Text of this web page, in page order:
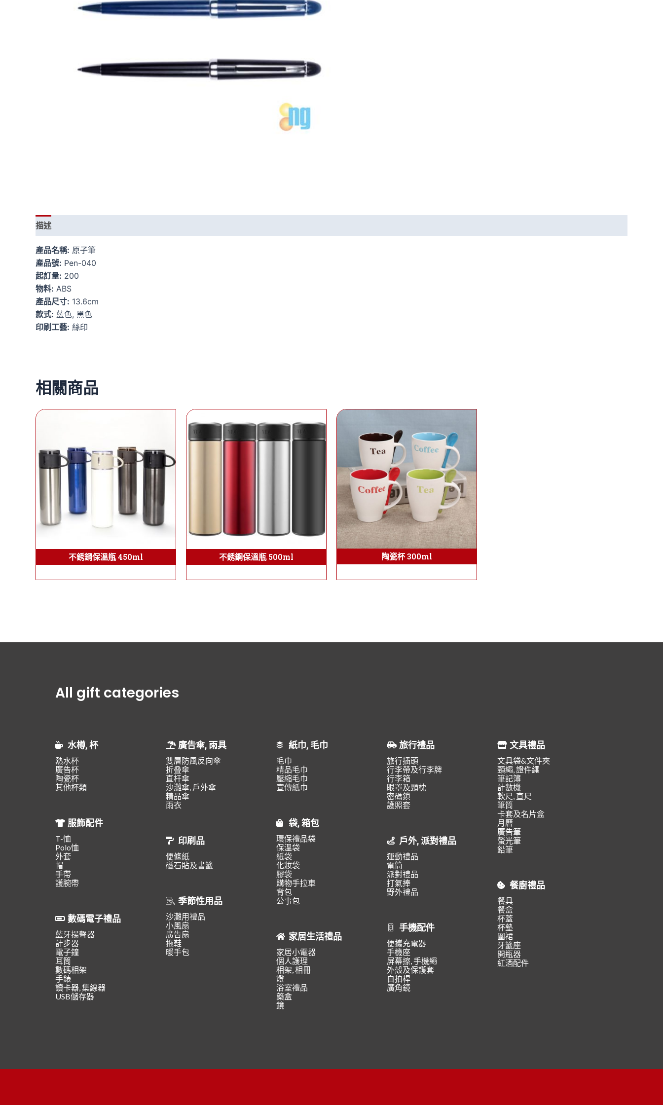
描述
產品名稱: 原子筆
產品號: Pen-040
起訂量: 200
物料: ABS
產品尺寸: 13.6cm
款式: 藍色, 黑色
印刷工藝: 絲印
相關商品
不銹鋼保溫瓶 450ml 不銹鋼保溫瓶 500ml 陶瓷杯 300ml
All gift categories
水樽, 杯
熱水杯
廣告杯
陶瓷杯
其他杯類
服飾配件
T-恤
Polo恤
外套
帽
手帶
護腕帶
數碼電子禮品
藍牙揚聲器
計步器
電子鐘
耳筒
數碼相架
手錶
讀卡器, 集線器
USB儲存器
廣告傘, 雨具
雙層防風反向傘
折叠傘
直杆傘
沙灘傘, 戶外傘
精品傘
雨衣
印刷品
便條紙
磁石貼及書籤
季節性用品
沙灘用禮品
小風扇
廣告扇
拖鞋
暖手包
紙巾, 毛巾
毛巾
精品毛巾
壓縮毛巾
宣傳紙巾
袋, 箱包
環保禮品袋
保溫袋
紙袋
化妝袋
膠袋
購物手拉車
背包
公事包
家居生活禮品
家居小電器
個人護理
相架, 相冊
燈
浴室禮品
藥盒
鏡
旅行禮品
旅行插頭
行李帶及行李牌
行李箱
眼罩及頸枕
密碼鎖
護照套
戶外, 派對禮品
運動禮品
電筒
派對禮品
打氣捧
野外禮品
手機配件
便攜充電器
手機座
屏幕擦, 手機繩
外殼及保護套
自拍桿
廣角鏡
文具禮品
文具袋&文件夾
頸繩, 證件繩
筆記簿
計數機
軟尺, 直尺
筆筒
卡套及名片盒
月曆
廣告筆
螢光筆
鉛筆
餐廚禮品
餐具
餐盒
杯蓋
杯墊
圍裙
牙籤座
開瓶器
紅酒配件